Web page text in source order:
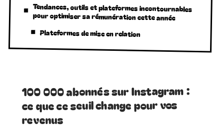
Tendances, outils et plateformes incontournables
pour optimiser sa rémunération cette année
Plateformes de mise en relation
100 000 abonnés sur Instagram :
ce que ce seuil change pour vos
revenus